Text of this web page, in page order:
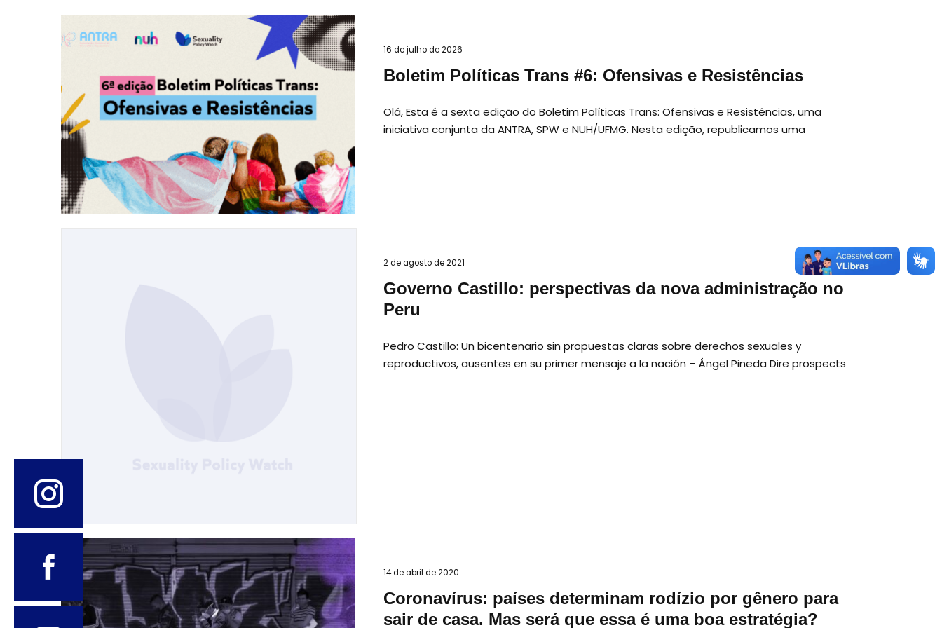
16 de julho de 2026
Boletim Políticas Trans #6: Ofensivas e Resistências
Olá, Esta é a sexta edição do Boletim Políticas Trans: Ofensivas e Resistências, uma
iniciativa conjunta da ANTRA, SPW e NUH/UFMG. Nesta edição, republicamos uma
2 de agosto de 2021
Governo Castillo: perspectivas da nova administração no
Peru
Pedro Castillo: Un bicentenario sin propuestas claras sobre derechos sexuales y
reproductivos, ausentes en su primer mensaje a la nación – Ángel Pineda Dire prospects
14 de abril de 2020
Coronavírus: países determinam rodízio por gênero para
sair de casa. Mas será que essa é uma boa estratégia?